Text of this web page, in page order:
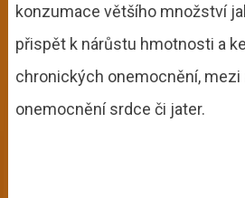
konzumace většího množství
přispět k nárůstu hmotnosti a
chronických onemocnění, mezi
onemocnění srdce či jater.